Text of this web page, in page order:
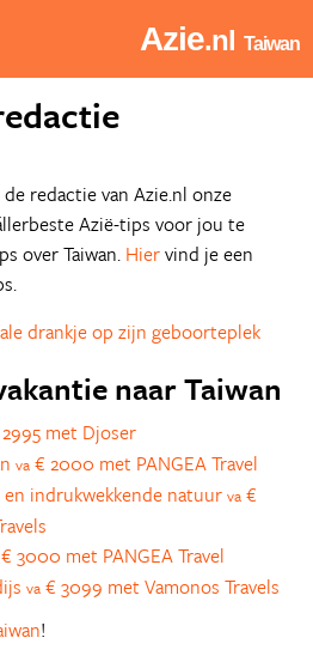
Azie.nl Taiwan
redactie van Azie.nl onze
Azië-tips voor jou te
over Taiwan. Hiervind je een
drankje op zijn geboorteplek
naar Taiwan
met Djoser
va € 2000 met PANGEA Travel
indrukwekkende natuur va €
€ 3000 met PANGEA Travel
va € 3099 met Vamonos Travels
!